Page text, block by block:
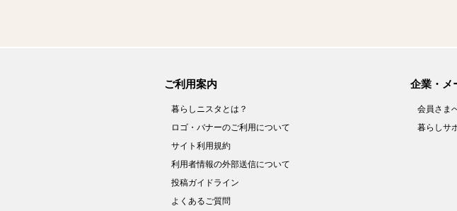
ご利用案内
暮らしニスタとは？
ロゴ・バナーのご利用について
サイト利用規約
利用者情報の外部送信について
投稿ガイドライン
よくあるご質問
企業・メ
会員さま
暮らしサ